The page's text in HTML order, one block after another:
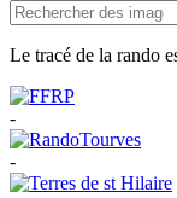
Le tracé de la rando
-
-